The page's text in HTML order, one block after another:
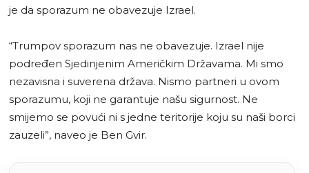
je da sporazum ne obavezuje Izrael.
“Trumpov sporazum nas ne obavezuje. Izrael nije
podređen Sjedinjenim Američkim Državama. Mi smo
nezavisna i suverena država. Nismo partneri u ovom
sporazumu, koji ne garantuje našu sigurnost. Ne
smijemo se povući ni s jedne teritorije koju su naši borci
zauzeli”, naveo je Ben Gvir.